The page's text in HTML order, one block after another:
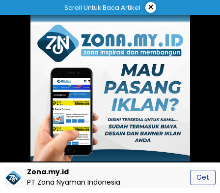
ke
Scroll Untuk Baca Artikel ×
Zona.my.id
PT Zona Nyaman Indonesia
Get